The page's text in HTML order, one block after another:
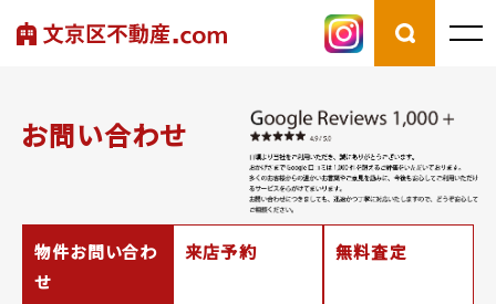
お問い合わせ
物件お問い合わ
せ
来店予約 無料査定